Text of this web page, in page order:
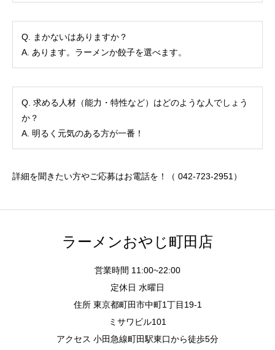
Q. まかないはありますか？
A. あります。ラーメンか餃子を選べます。
Q. 求める人材（能力・特性など）はどのような人でしょう
か？
A. 明るく元気のある方が一番！
詳細を聞きたい方やご応募はお電話を！（ 042-723-2951）
ラーメンおやじ町田店
営業時間 11:00~22:00
定休日 水曜日
住所 東京都町田市中町1丁目19-1
ミサワビル101
アクセス 小田急線町田駅東口から徒歩5分